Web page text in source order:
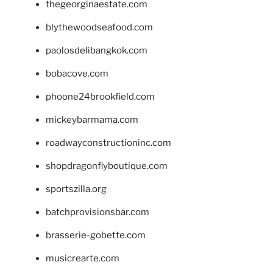
thegeorginaestate.com
blythewoodseafood.com
paolosdelibangkok.com
bobacove.com
phoone24brookfield.com
mickeybarmama.com
roadwayconstructioninc.com
shopdragonflyboutique.com
sportszilla.org
batchprovisionsbar.com
brasserie-gobette.com
musicrearte.com